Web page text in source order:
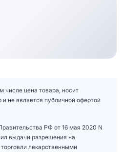
числе цена товара, носит
не является публичной офертой
РФ от 16 мая 2020 N
выдачи разрешения на
лекарственными